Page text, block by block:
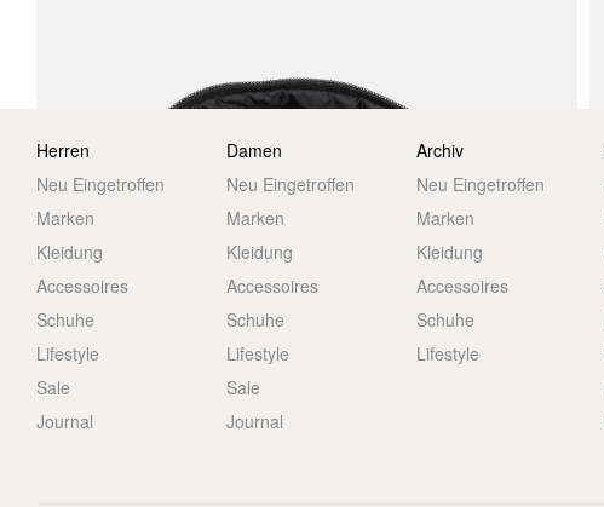
Herren
Neu Eingetroffen
Marken
Kleidung
Accessoires
Schuhe
Lifestyle
Sale
Journal
Damen
Neu Eingetroffen
Marken
Kleidung
Accessoires
Schuhe
Lifestyle
Sale
Journal
Archiv
Neu Eingetroffen
Marken
Kleidung
Accessoires
Schuhe
Lifestyle